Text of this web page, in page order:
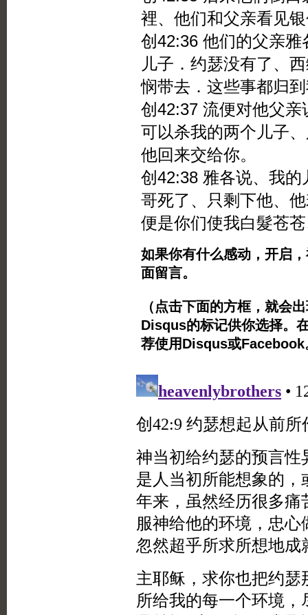
裡、他们和父亲看见
创42:36 他们的父亲
儿子．约瑟没有了、
悯带去．这些事都归
创42:37 流便对他父
可以杀我的两个儿子
他回来交给你。
创42:38 雅各说、我
哥死了、只剩下他、
便是你们使我白髮苍
如果你有什么感动，开启
面留言。
（点击下面的方框，就会
Disqus的标记供你选择。
荐使用Disqus或